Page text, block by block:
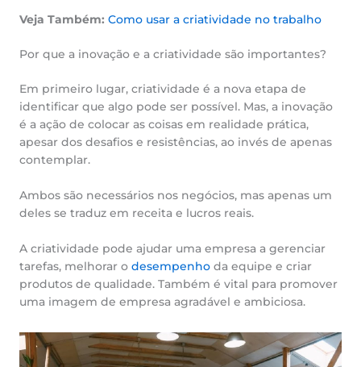
Veja Também: Como usar a criatividade no trabalho
Por que a inovação e a criatividade são importantes?
Em primeiro lugar, criatividade é a nova etapa de
identificar que algo pode ser possível. Mas, a inovação
é a ação de colocar as coisas em realidade prática,
apesar dos desafios e resistências, ao invés de apenas
contemplar.
Ambos são necessários nos negócios, mas apenas um
deles se traduz em receita e lucros reais.
A criatividade pode ajudar uma empresa a gerenciar
tarefas, melhorar o desempenho da equipe e criar
produtos de qualidade. Também é vital para promover
uma imagem de empresa agradável e ambiciosa.